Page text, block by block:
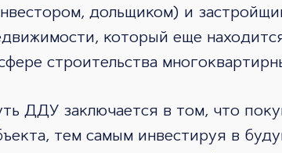
дольщиком) и
который еще
строительства
ДДУ заключается в том, что
тем самым инвестируя в